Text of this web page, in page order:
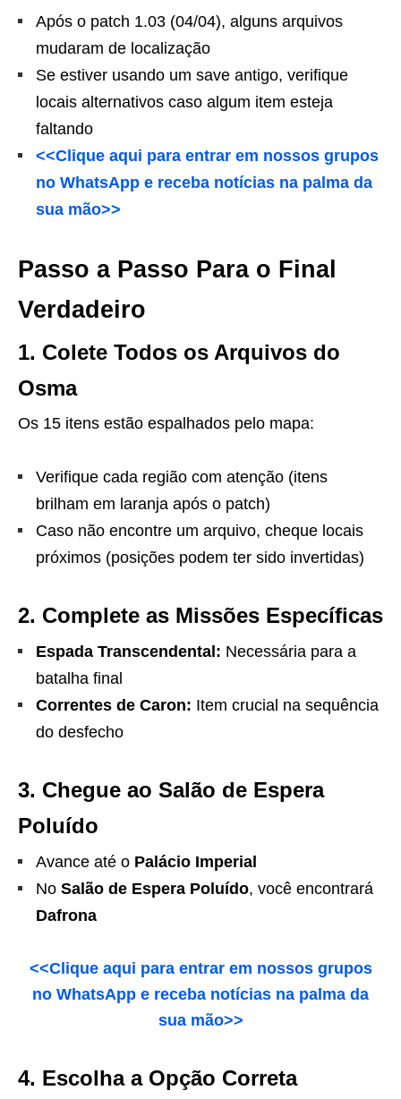
Após o patch 1.03 (04/04), alguns arquivos
mudaram de localização
Se estiver usando um save antigo, verifique
locais alternativos caso algum item esteja
faltando
<<Clique aqui para entrar em nossos grupos
no WhatsApp e receba notícias na palma da
sua mão>>
Passo a Passo Para o Final
Verdadeiro
1. Colete Todos os Arquivos do
Osma
Os 15 itens estão espalhados pelo mapa:
Verifique cada região com atenção (itens
brilham em laranja após o patch)
Caso não encontre um arquivo, cheque locais
próximos (posições podem ter sido invertidas)
2. Complete as Missões Específicas
Espada Transcendental: Necessária para a
batalha final
Correntes de Caron: Item crucial na sequência
do desfecho
3. Chegue ao Salão de Espera
Poluído
Avance até o Palácio Imperial
No Salão de Espera Poluído, você encontrará
Dafrona
<<Clique aqui para entrar em nossos grupos
no WhatsApp e receba notícias na palma da
sua mão>>
4. Escolha a Opção Correta